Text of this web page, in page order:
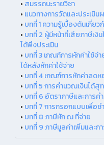
• สมรรถนะรายวิชา
• แนวทางการวัดและประเมิน
• บทที่ 1 ความรู้เบื้องต้นเกี่ยว
• บทที่ 2 ผู้มีหน้าที่เสียภาษีเงิ
ได้พึงประเมิน
• บทที่ 3 เกณฑ์การหักค่าใช้จ่
ได้หลังหักค่าใช้จ่าย
• บทที่ 4 เกณฑ์การหักค่าลด
• บทที่ 5 การคำนวณเงินได้สุ
• บทที่ 6 อัตราภาษีและการ
• บทที่ 7 การกรอกแบบเพื่อช
• บทที่ 8 ภาษีหัก ณ ที่จ่าย
• บทที่ 9 ภาษีมูลค่าเพิ่มและ